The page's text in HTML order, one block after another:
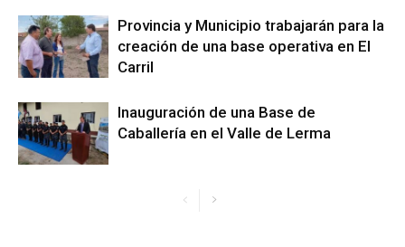
Provincia y Municipio trabajarán para la
creación de una base operativa en El
Carril
Inauguración de una Base de
Caballería en el Valle de Lerma